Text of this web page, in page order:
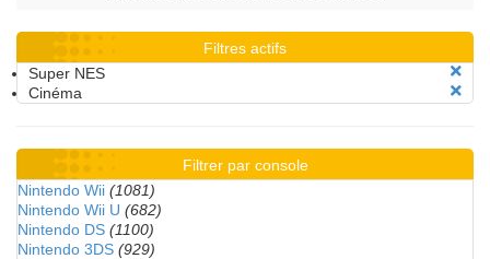
Filtres actifs
Super NES
Cinéma
Filtrer par console
Nintendo Wii (1081)
Nintendo Wii U (682)
Nintendo DS (1100)
Nintendo 3DS (929)